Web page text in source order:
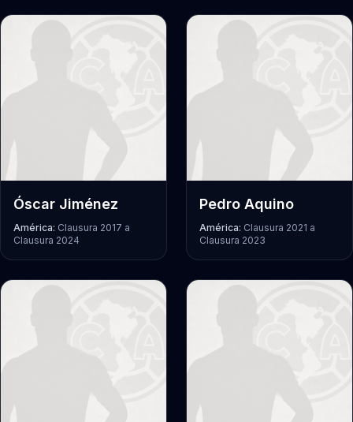
Óscar Jiménez
América: Clausura 2017 a
Clausura 2024
Pedro Aquino
América: Clausura 2021 a
Clausura 2023